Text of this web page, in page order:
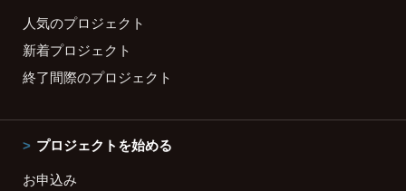
人気のプロジェクト
新着プロジェクト
終了間際のプロジェクト
プロジェクトを始める
お申込み